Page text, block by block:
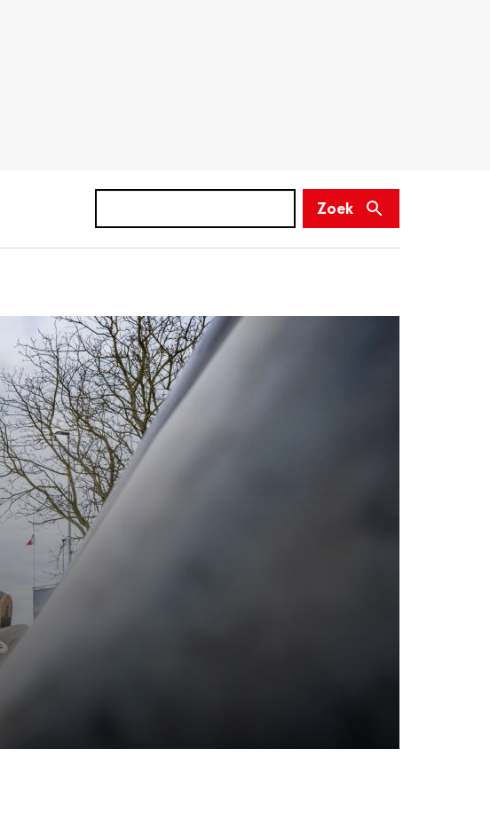
verplicht)
Zoek